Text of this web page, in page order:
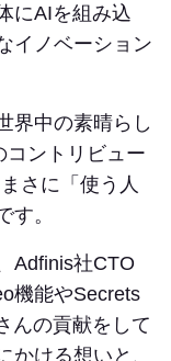
にAIを組み込
イノベーション
界中の素晴らし
コントリビュー
さに「使う人
す。
Adfinis社CTO
機能やSecrets
んの貢献をして
かける想いと、